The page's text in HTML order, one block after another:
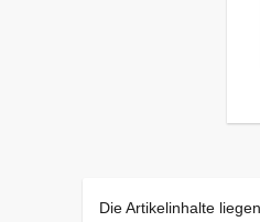
Die Artikelinhalte